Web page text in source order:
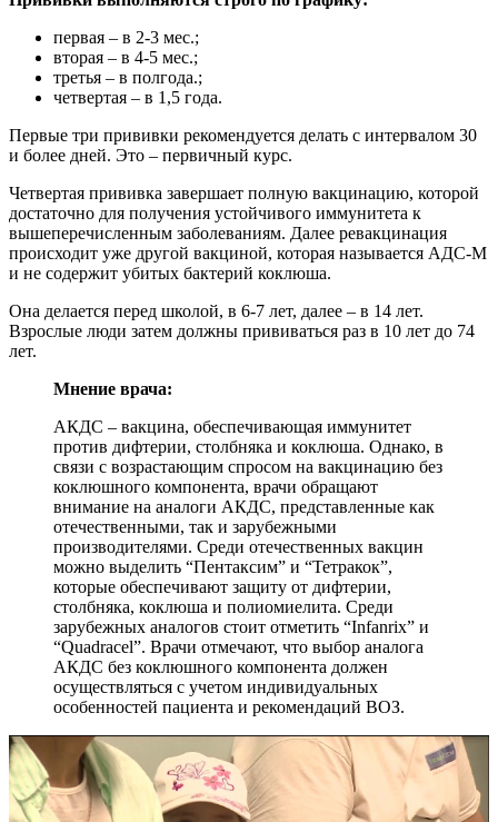
первая – в 2-3 мес.;
вторая – в 4-5 мес.;
третья – в полгода.;
четвертая – в 1,5 года.
Первые три прививки рекомендуется делать с интервалом 30
и более дней. Это – первичный курс.
Четвертая прививка завершает полную вакцинацию, которой
достаточно для получения устойчивого иммунитета к
вышеперечисленным заболеваниям. Далее ревакцинация
происходит уже другой вакциной, которая называется АДС-М
и не содержит убитых бактерий коклюша.
Она делается перед школой, в 6-7 лет, далее – в 14 лет.
Взрослые люди затем должны прививаться раз в 10 лет до 74
лет.
Мнение врача:
АКДС – вакцина, обеспечивающая иммунитет
против дифтерии, столбняка и коклюша. Однако, в
связи с возрастающим спросом на вакцинацию без
коклюшного компонента, врачи обращают
внимание на аналоги АКДС, представленные как
отечественными, так и зарубежными
производителями. Среди отечественных вакцин
можно выделить “Пентаксим” и “Тетракок”,
которые обеспечивают защиту от дифтерии,
столбняка, коклюша и полиомиелита. Среди
зарубежных аналогов стоит отметить “Infanrix” и
“Quadracel”. Врачи отмечают, что выбор аналога
АКДС без коклюшного компонента должен
осуществляться с учетом индивидуальных
особенностей пациента и рекомендаций ВОЗ.